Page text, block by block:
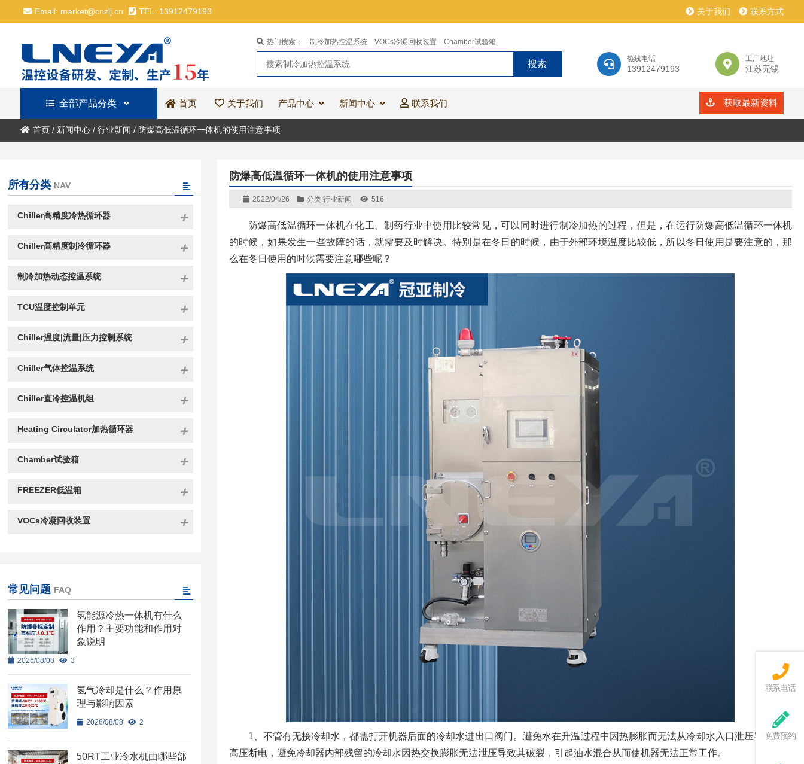
Email: market@cnzlj.cn TEL: 13912479193 关于我们 联系方式
热线电话
13912479193
工厂地址
江苏无锡
热门搜索： 制冷加热控温系统 VOCs冷凝回收装置 Chamber试验箱
全部产品分类 首页 关于我们 产品中心 新闻中心 联系我们 获取最新资料
首页/ 新闻中心/ 行业新闻 / 防爆高低温循环一体机的使用注意事项
防爆高低温循环一体机的使用注意事项
2022/04/26 分类:行业新闻 516
防爆高低温循环一体机在化工、制药行业中使用比较常见，可以同时进行制冷加热的过程，但是，在运行防爆高低温循环一体机
的时候，如果发生一些故障的话，就需要及时解决。特别是在冬日的时候，由于外部环境温度比较低，所以冬日使用是要注意的，那
么在冬日使用的时候需要注意哪些呢？
1、不管有无接冷却水，都需打开机器后面的冷却水进出口阀门。避免水在升温过程中因热膨胀而无法从冷却水入口泄压导致机器
高压断电，避免冷却器内部残留的冷却水因热交换膨胀无法泄压导致其破裂，引起油水混合从而使机器无法正常工作。
所有分类 NAV
Chiller高精度冷热循环器
Chiller高精度制冷循环器
制冷加热动态控温系统
TCU温度控制单元
Chiller温度|流量|压力控制系统
Chiller气体控温系统
Chiller直冷控温机组
Heating Circulator加热循环器
Chamber试验箱
FREEZER低温箱
VOCs冷凝回收装置
常见问题 FAQ
氢能源冷热一体机有什么
作用？主要功能和作用对
象说明
2026/08/08 3
氢气冷却是什么？作用原
理与影响因素
2026/08/08 2
50RT工业冷水机由哪些部
联系电话
免费预约